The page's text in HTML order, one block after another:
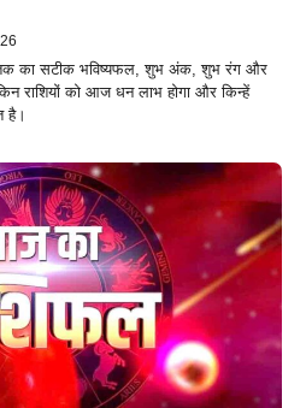
तक का सटीक भविष्यफल, शुभ अंक, शुभ रंग और
राशियों को आज धन लाभ होगा और किन्हें
है।